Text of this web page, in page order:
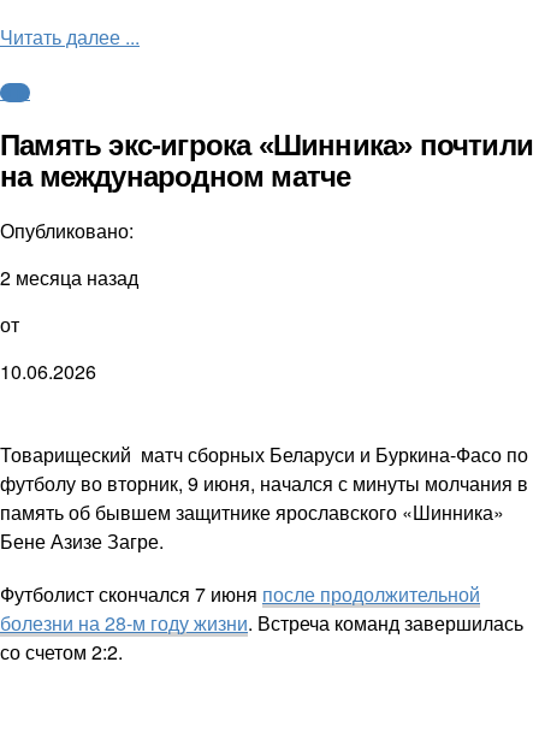
Читать далее ...
ФНЛ
Память экс-игрока «Шинника» почтили
на международном матче
Опубликовано:
2 месяца назад
от
10.06.2026
Товарищеский матч сборных Беларуси и Буркина-Фасо по
футболу во вторник, 9 июня, начался с минуты молчания в
память об бывшем защитнике ярославского «Шинника»
Бене Азизе Загре.
Футболист скончался 7 июня после продолжительной
болезни на 28-м году жизни. Встреча команд завершилась
со счетом 2:2.